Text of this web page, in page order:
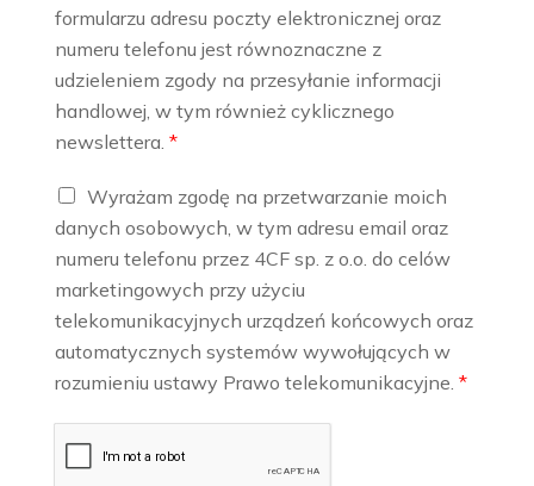
k
o
n
t
a
k
e
e
k
t
r
n
i
z
formularzu adresu poczty elektronicznej oraz
numeru telefonu jest równoznaczne z
udzieleniem zgody na przesyłanie informacji
handlowej, w tym również cyklicznego
newslettera. *
P
z
e
t
w
r
z
n
Wyrażam zgodę na przetwarzanie moich
danych osobowych, w tym adresu email oraz
numeru telefonu przez 4CF sp. z o.o. do celów
marketingowych przy użyciu
telekomunikacyjnych urządzeń końcowych oraz
automatycznych systemów wywołujących w
rozumieniu ustawy Prawo telekomunikacyjne. *